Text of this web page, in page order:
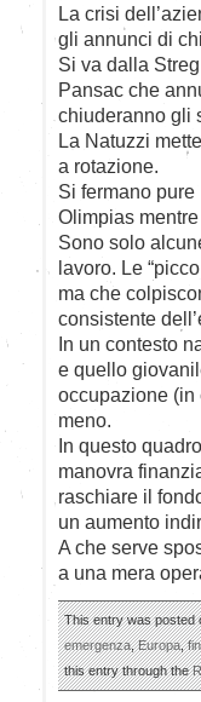
La crisi
gli annunci di
Si va dalla
Pansac che
chiuderanno gli
La Natuzzi
a rotazione.
Si fermano
Olimpias
Sono solo
lavoro. Le
ma che
consistente
In un contesto
e quello
occupazione (in
meno.
In questo
manovra
raschiare il
un aumento
A che serve
a una mera
This entry was posted
emergenza,Europa,
this entry through the